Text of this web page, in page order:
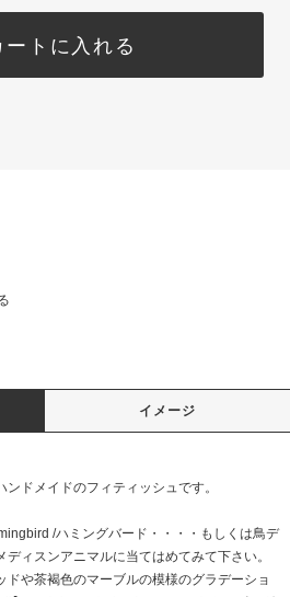
ートに入れる
イメージ
ドメイドのフィティッシュです。
/ハミングバード・・・・もしくは鳥デ
ィスンアニマルに当てはめてみて下さい。
ドや茶褐色のマーブルの模様のグラデーショ